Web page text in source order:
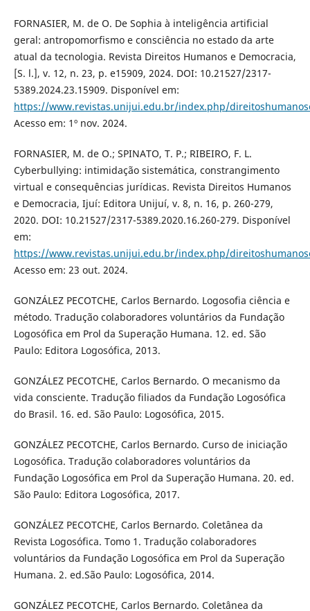
FORNASIER, M. de O. De Sophia à inteligência artificial
geral: antropomorfismo e consciência no estado da arte
atual da tecnologia. Revista Direitos Humanos e Democracia,
[S. l.], v. 12, n. 23, p. e15909, 2024. DOI: 10.21527/2317-
5389.2024.23.15909. Disponível em:
https://www.revistas.unijui.edu.br/index.php/
Acesso em: 1º nov. 2024.
FORNASIER, M. de O.; SPINATO, T. P.; RIBEIRO, F. L.
Cyberbullying: intimidação sistemática, constrangimento
virtual e consequências jurídicas. Revista Direitos Humanos
e Democracia, Ijuí: Editora Unijuí, v. 8, n. 16, p. 260-279,
2020. DOI: 10.21527/2317-5389.2020.16.260-279. Disponível
em:
https://www.revistas.unijui.edu.br/index.php/
Acesso em: 23 out. 2024.
GONZÁLEZ PECOTCHE, Carlos Bernardo. Logosofia ciência e
método. Tradução colaboradores voluntários da Fundação
Logosófica em Prol da Superação Humana. 12. ed. São
Paulo: Editora Logosófica, 2013.
GONZÁLEZ PECOTCHE, Carlos Bernardo. O mecanismo da
vida consciente. Tradução filiados da Fundação Logosófica
do Brasil. 16. ed. São Paulo: Logosófica, 2015.
GONZÁLEZ PECOTCHE, Carlos Bernardo. Curso de iniciação
Logosófica. Tradução colaboradores voluntários da
Fundação Logosófica em Prol da Superação Humana. 20. ed.
São Paulo: Editora Logosófica, 2017.
GONZÁLEZ PECOTCHE, Carlos Bernardo. Coletânea da
Revista Logosófica. Tomo 1. Tradução colaboradores
voluntários da Fundação Logosófica em Prol da Superação
Humana. 2. ed.São Paulo: Logosófica, 2014.
GONZÁLEZ PECOTCHE, Carlos Bernardo. Coletânea da